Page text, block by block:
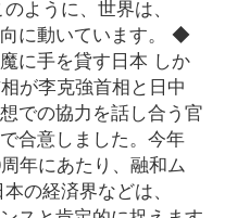
ように、世界は、
向に動いています。 ◆
に手を貸す日本 しか
が李克強首相と日中
での協力を話し合う官
合意しました。今年
年にあたり、融和ム
の経済界などは、